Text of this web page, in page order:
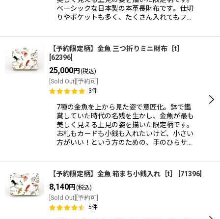
ベーシックな日本製の本革長財布です。仕切
りやポケットも多く、たくさん入れてもフ…
【予約限定柄】金魚 三つ折りミニ財布［t］
62396
25,000円 (税込)
[Sold Out][予約可]
3件
7種の金魚を上から見た姿で意匠化。鉢で鑑
賞していた時代の名残を生かし、金魚が最も
美しく見える上見の姿を描いた限定柄です。
お札もカードも小銭も入れたいけど、小さい
方がいい！という方のための、手のひらサ…
【予約限定柄】金魚 箱まち小銭入れ［t］ 71396
8,140円 (税込)
[Sold Out][予約可]
5件